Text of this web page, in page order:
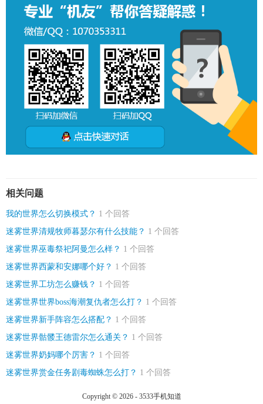
相关问题
我的世界怎么切换模式？ 1 个回答
迷雾世界清规牧师暮瑟尔有什么技能？ 1 个回答
迷雾世界巫毒祭祀阿曼怎么样？ 1 个回答
迷雾世界西蒙和安娜哪个好？ 1 个回答
迷雾世界工坊怎么赚钱？ 1 个回答
迷雾世界世界boss海潮复仇者怎么打？ 1 个回答
迷雾世界新手阵容怎么搭配？ 1 个回答
迷雾世界骷髅王德雷尔怎么通关？ 1 个回答
迷雾世界奶妈哪个厉害？ 1 个回答
迷雾世界赏金任务剧毒蜘蛛怎么打？ 1 个回答
Copyright © 2026 - 3533手机知道